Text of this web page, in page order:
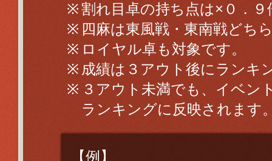
割れ目卓の持ち点は×０．
四麻は東風戦・東南戦どち
ロイヤル卓も対象です。
成績は３アウト後にランキ
３アウト未満でも、イベン
ランキングに反映されます
【例】